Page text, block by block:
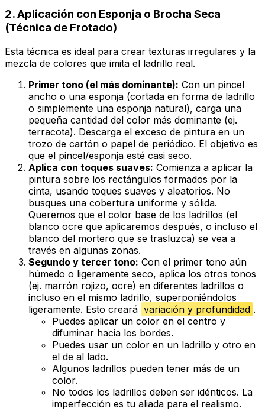
2. Aplicación con Esponja o Brocha Seca
(Técnica de Frotado)
Esta técnica es ideal para crear texturas irregulares y la
mezcla de colores que imita el ladrillo real.
Primer tono (el más dominante): Con un pincel
ancho o una esponja (cortada en forma de ladrillo
o simplemente una esponja natural), carga una
pequeña cantidad del color más dominante (ej.
terracota). Descarga el exceso de pintura en un
trozo de cartón o papel de periódico. El objetivo es
que el pincel/esponja esté casi seco.
Aplica con toques suaves: Comienza a aplicar la
pintura sobre los rectángulos formados por la
cinta, usando toques suaves y aleatorios. No
busques una cobertura uniforme y sólida.
Queremos que el color base de los ladrillos (el
blanco ocre que aplicaremos después, o incluso el
blanco del mortero que se trasluzca) se vea a
través en algunas zonas.
Segundo y tercer tono: Con el primer tono aún
húmedo o ligeramente seco, aplica los otros tonos
(ej. marrón rojizo, ocre) en diferentes ladrillos o
incluso en el mismo ladrillo, superponiéndolos
ligeramente. Esto creará variación y profundidad .
Puedes aplicar un color en el centro y
difuminar hacia los bordes.
Puedes usar un color en un ladrillo y otro en
el de al lado.
Algunos ladrillos pueden tener más de un
color.
No todos los ladrillos deben ser idénticos. La
imperfección es tu aliada para el realismo.